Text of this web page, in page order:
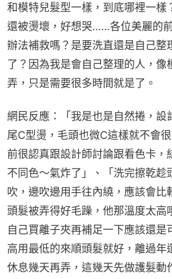
和模特兒髮型一樣，到底哪裡一樣
還被燙壞，好想哭……各位美麗的
辦法補救嗎？是要洗直還是自己整
了？因為我是會自己整理的人，像
弄，只是需要很多時間就是了。
網民反應：「我是也是自然捲，設
尾C型燙，毛頭也微C這樣就不會
前很認真跟設計師討論跟看色卡，
不同色～氣炸了」、「洗完擦乾趁
吹，邊吹邊用手往內繞，應該會比
頭髮被弄得好毛躁，他那溫度太高
自己買離子夾再補足一下應該還是
高用最低的來順頭髮就好，離過年
休息幾天再弄，這幾天先做護髮動